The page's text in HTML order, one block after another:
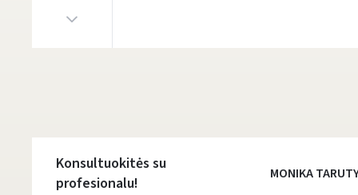
Konsultuokitės su
profesionalu!
MONIKA